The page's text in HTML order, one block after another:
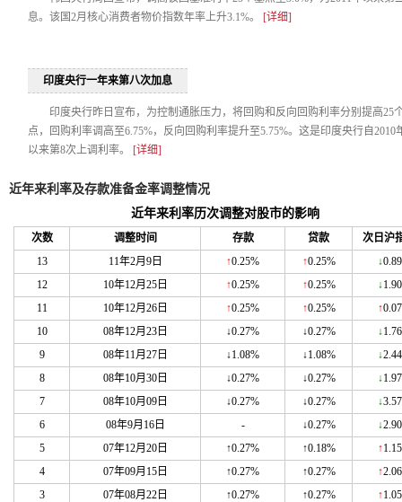
息。该国2月核心消费者物价指数年率上升3.1%。 [详细]
印度央行一年来第八次加息
印度央行昨日宣布，为控制通胀压力，将回购和反向回购利率分别提高25
点，回购利率调高至6.75%，反向回购利率提升至5.75%。这是印度央行自2010
以来第8次上调利率。 [详细]
近年来利率及存款准备金率调整情况
近年来利率历次调整对股市的影响
次数 调整时间 存款 贷款
次日沪
13
11年2月9日 ↑0.25% ↑0.25% ↓
12
10年12月25日 ↑0.25% ↑0.25% ↓
11
10年12月26日 ↑0.25% ↑0.25% ↑
10
08年12月23日 ↓0.27% ↓0.27% ↓
9
08年11月27日 ↓1.08% ↓1.08% ↓
8
08年10月30日 ↓0.27% ↓0.27% ↓
7
08年10月09日 ↓0.27% ↓0.27% ↓
6
08年9月16日 - ↓0.27% ↓
5
07年12月20日 ↑0.27% ↑0.18% ↑
4
07年09月15日 ↑0.27% ↑0.27% ↑
3
07年08月22日 ↑0.27% ↑0.27% ↑